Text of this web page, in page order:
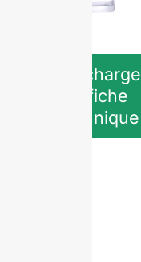
la fiche
technique